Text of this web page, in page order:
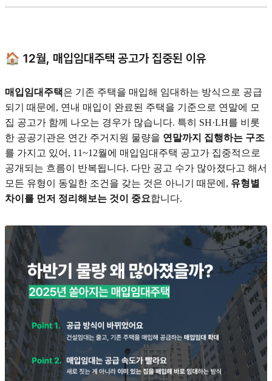
🏠 12월, 매입임대주택 공고가 집중된 이유
매입임대주택은 기존 주택을 매입해 임대하는 방식으로 공급
되기 때문에, 연내 매입이 완료된 주택을 기준으로 연말에 모
집 공고가 함께 나오는 경우가 많습니다. 특히 SH·LH를 비롯
한 공공기관은 연간 주거지원 물량을 연말까지 집행하는 구조
를 가지고 있어, 11~12월에 매입임대주택 공고가 집중적으로
공개되는 흐름이 반복됩니다. 다만 공고 수가 많아졌다고 해서
모든 유형이 동일한 조건을 갖는 것은 아니기 때문에, 유형별
차이를 먼저 정리해보는 것이 중요합니다.